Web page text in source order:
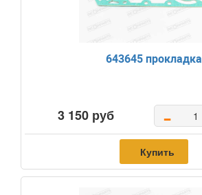
643645 прокладка
3 150 руб -
Купить